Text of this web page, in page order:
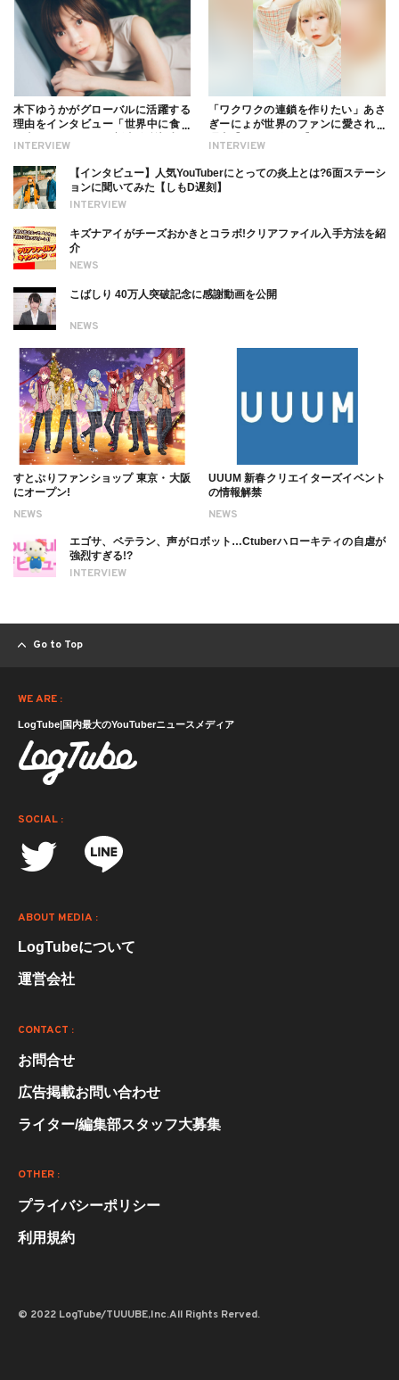
INTERVIEW
木下ゆうかがグローバルに活躍する
理由をインタビュー「世界中に食べ
ついても
INTERVIEW
「ワクワクの連鎖を作りたい」あさ
ぎーにょが世界のファンに愛される
INTERVIEW
【インタビュー】人気YouTuberにとっての炎上とは?6面ステーシ
ョンに聞いてみた【しもD遅刻】
NEWS
キズナアイがチーズおかきとコラボ!クリアファイル入手方法を紹
介
NEWS
こばしり 40万人突破記念に感謝動画を公開
NEWS
すとぷりファンショップ 東京・大阪
にオープン!
NEWS
UUUM 新春クリエイターズイベント
の情報解禁
INTERVIEW
エゴサ、ベテラン、声がロボット…Ctuberハローキティの自虐が
強烈すぎる!?
Go to Top
WE ARE :
LogTube|国内最大のYouTuberニュースメディア
SOCIAL :
ABOUT MEDIA :
LogTubeについて
運営会社
CONTACT :
お問合せ
広告掲載お問い合わせ
ライター/編集部スタッフ大募集
OTHER :
プライバシーポリシー
利用規約
© 2022 LogTube/TUUUBE,Inc.All Rights Rerved.